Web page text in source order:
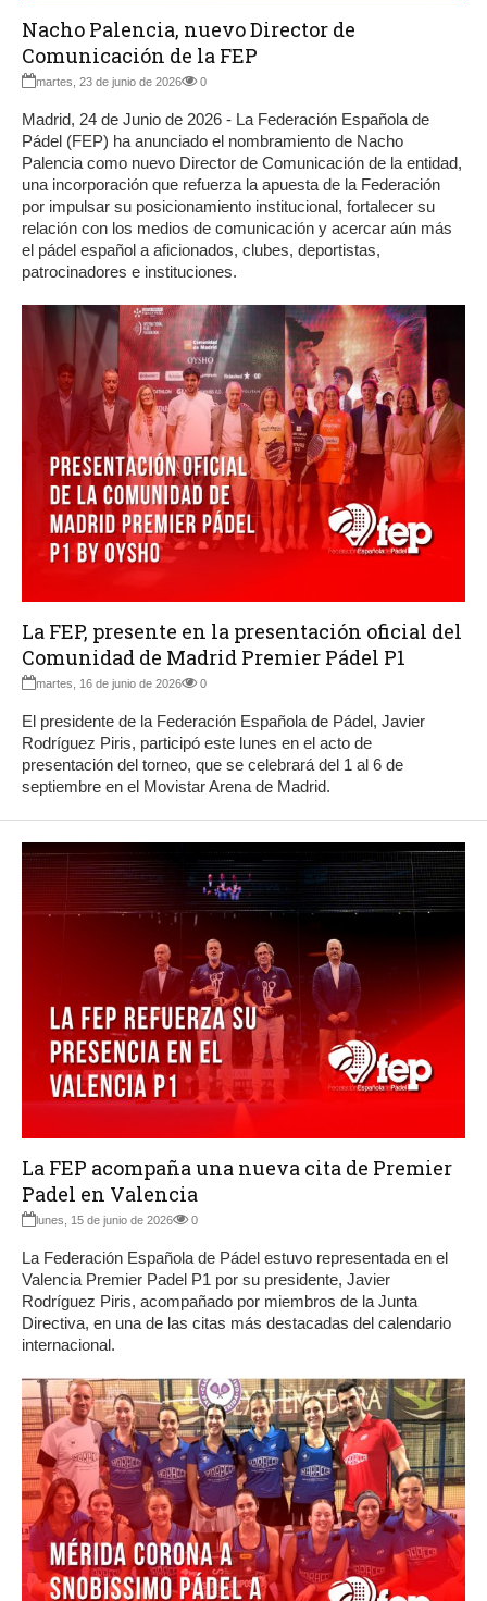
Nacho Palencia, nuevo Director de
Comunicación de la FEP
martes, 23 de junio de 2026 0
Madrid, 24 de Junio de 2026 - La Federación Española de
Pádel (FEP) ha anunciado el nombramiento de Nacho
Palencia como nuevo Director de Comunicación de la entidad,
una incorporación que refuerza la apuesta de la Federación
por impulsar su posicionamiento institucional, fortalecer su
relación con los medios de comunicación y acercar aún más
el pádel español a aficionados, clubes, deportistas,
patrocinadores e instituciones.
La FEP, presente en la presentación oficial del
Comunidad de Madrid Premier Pádel P1
martes, 16 de junio de 2026 0
El presidente de la Federación Española de Pádel, Javier
Rodríguez Piris, participó este lunes en el acto de
presentación del torneo, que se celebrará del 1 al 6 de
septiembre en el Movistar Arena de Madrid.
La FEP acompaña una nueva cita de Premier
Padel en Valencia
lunes, 15 de junio de 2026 0
La Federación Española de Pádel estuvo representada en el
Valencia Premier Padel P1 por su presidente, Javier
Rodríguez Piris, acompañado por miembros de la Junta
Directiva, en una de las citas más destacadas del calendario
internacional.